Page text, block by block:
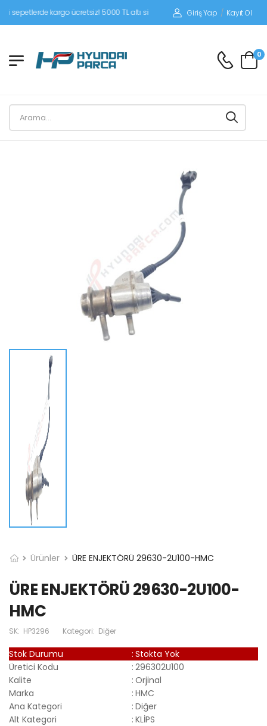
kargo ücretsiz! 5000 TL altı siparişlerinizde siparişleriniz alıcı
Giriş Yap / Kayıt Ol
0
Ürünler ÜRE ENJEKTÖRÜ 29630-2U100-HMC
ÜRE ENJEKTÖRÜ 29630-2U100-
HMC
SK: HP3296 Kategori: Diğer
Stok Durumu : Stokta Yok
Üretici Kodu
: 296302U100
Kalite
: Orjinal
Marka
: HMC
Ana Kategori
: Diğer
Alt Kategori
: KLİPS